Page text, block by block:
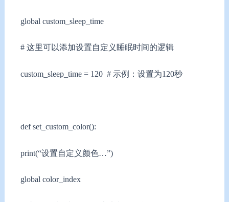
global custom_sleep_time
# 这里可以添加设置自定义睡眠时间的逻辑
custom_sleep_time = 120 # 示例：设置为120秒
def set_custom_color():
print(“设置自定义颜色…”)
global color_index